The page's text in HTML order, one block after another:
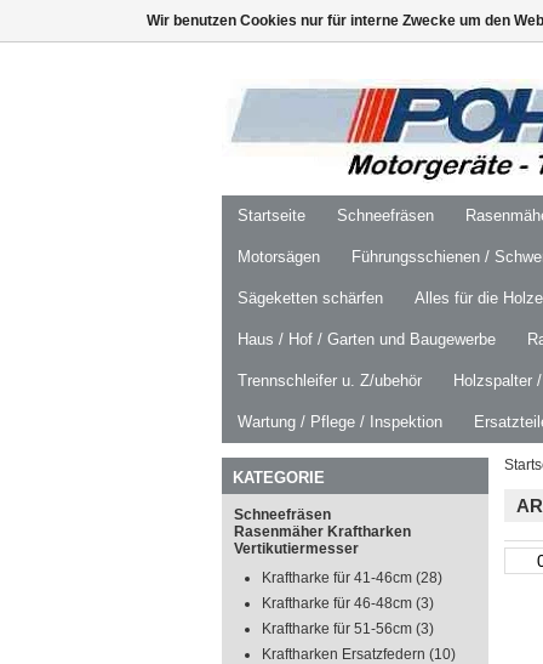
Startseite Schneefräsen
Motorsägen Führungsschienen /
Sägeketten schärfen Alles für die
Haus / Hof / Garten und Baugewerbe
Trennschleifer u. Z/ubehör Holzspalter
Wartung / Pflege / Inspektion
KATEGORIE
Schneefräsen
Rasenmäher Kraftharken
Vertikutiermesser
Kraftharke für 41-46cm (28)
Kraftharke für 46-48cm (3)
Kraftharke für 51-56cm (3)
Kraftharken Ersatzfedern (10)
Wir benutzen Cookies nur für interne Zwecke um den